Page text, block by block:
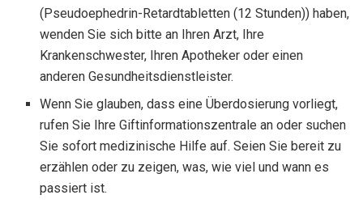
(Pseudoephedrin-Retardtabletten (12 Stunden)) haben,
wenden Sie sich bitte an Ihren Arzt, Ihre
Krankenschwester, Ihren Apotheker oder einen
anderen Gesundheitsdienstleister.
Wenn Sie glauben, dass eine Überdosierung vorliegt,
rufen Sie Ihre Giftinformationszentrale an oder suchen
Sie sofort medizinische Hilfe auf. Seien Sie bereit zu
erzählen oder zu zeigen, was, wie viel und wann es
passiert ist.